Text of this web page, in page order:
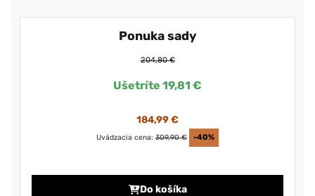
Ponuka sady
204,80 €
Ušetríte 19,81 €
184,99 €
Uvádzacia cena: 309,90 € -40%
Do košíka